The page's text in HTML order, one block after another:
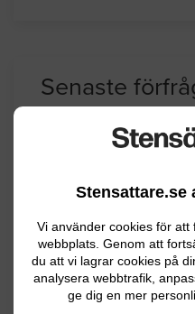
Stensattare.se
Vi använder cookies för
webbplats. Genom att
du att vi lagrar cookies på
analysera webbtrafik,
ge dig en mer
Senaste
Jag vill lägga en
utomhus.
Finspång